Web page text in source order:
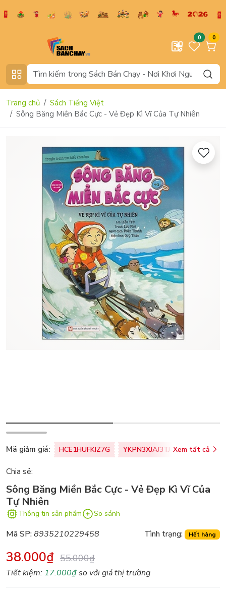
0 0
Trang chủ
Sách Tiếng Việt
Sông Băng Miền Bắc Cực - Vẻ Đẹp Kì Vĩ Của Tự Nhiên
Mã giảm giá: HCE1HUFKIZ7G YKPN3XJAJ3TJ Xem tất cả
Chia sẻ:
Sông Băng Miền Bắc Cực - Vẻ Đẹp Kì Vĩ Của
Tự Nhiên
Thông tin sản phẩm So sánh
Mã SP:8935210229458 Tình trạng: Hết hàng
38.000₫ 55.000₫
Tiết kiệm: 17.000₫so với giá thị trường